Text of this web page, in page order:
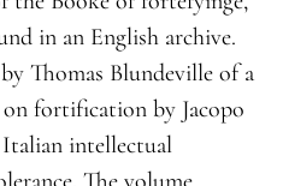
in an English archive.
Thomas Blundeville of a
fortification by Jacopo
Italian intellectual